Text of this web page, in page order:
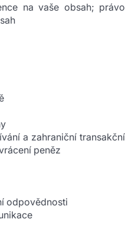
na vaše obsah; právo
a zahraniční transakční
peněz
odpovědnosti